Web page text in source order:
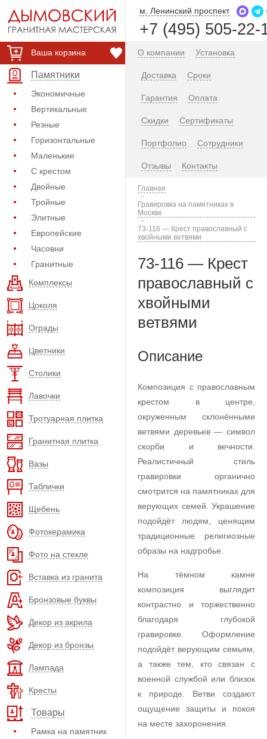
Ваша корзина
Памятники
Экономичные
Вертикальные
Резные
Горизонтальные
Маленькие
С крестом
Двойные
Тройные
Элитные
Европейские
Часовни
Гранитные
Комплексы
Цоколя
Ограды
Цветники
Столики
Лавочки
Тротуарная плитка
Гранитная плитка
Вазы
Таблички
Щебень
Фотокерамика
Фото на стекле
Вставка из гранита
Бронзовые буквы
Декор из акрила
Декор из бронзы
Лампада
Кресты
Товары
Рамка на памятник
м. Ленинский проспект
+7 (495) 505-22-
О компании Установка
Доставка Сроки
Гарантия Оплата
Скидки Сертификаты
Портфолио Сотрудники
Отзывы Контакты
Главная
Гравировка на памятниках в
Москве
73-116 — Крест православный с
хвойными ветвями
73-116 — Крест
православный с
хвойными
ветвями
Описание
Композиция с православным
крестом в центре,
окруженным склонёнными
ветвями деревьев — символ
скорби и вечности.
Реалистичный стиль
гравировки органично
смотрится на памятниках для
верующих семей. Украшение
подойдёт людям, ценящим
традиционные религиозные
образы на надгробье.
На тёмном камне
композиция выглядит
контрастно и торжественно
благодаря глубокой
гравировке. Оформление
подойдёт верующим семьям,
а также тем, кто связан с
военной службой или близок
к природе. Ветви создают
ощущение защиты и покоя
на месте захоронения.